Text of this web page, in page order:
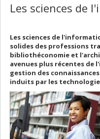
Les sciences de
Les sciences de
solides des professions
bibliothéconomie et
avenues plus récentes
gestion des
induits par les